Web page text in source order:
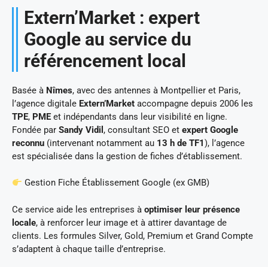
Extern’Market : expert
Google au service du
référencement local
Basée à Nîmes, avec des antennes à Montpellier et Paris,
l’agence digitale Extern’Market accompagne depuis 2006 les
TPE, PMEet indépendants dans leur visibilité en ligne.
Fondée par Sandy Vidil , consultant SEO et expert Google
reconnu (intervenant notamment au 13 h de TF1), l’agence
est spécialisée dans la gestion de fiches d’établissement.
Gestion Fiche Établissement Google (ex GMB)
Ce service aide les entreprises à optimiser leur présence
locale, à renforcer leur image et à attirer davantage de
clients. Les formules Silver, Gold, Premium et Grand Compte
s’adaptent à chaque taille d’entreprise.